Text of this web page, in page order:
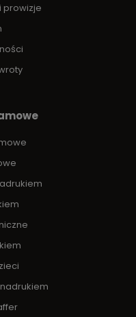
prowizje